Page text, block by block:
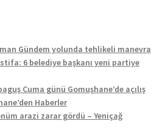
Gündem yolunda tehlikeli manevra
6 belediye başkanı yeni partiye
Cuma günü Gomuşhane’de açılış
Haberler
arazi zarar gördü – Yeniçağ